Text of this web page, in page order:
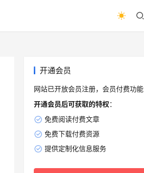
开通会员
网站已开放会员注册，会员付费功能
开通会员后可获取的特权：
免费阅读付费文章
免费下载付费资源
提供定制化信息服务